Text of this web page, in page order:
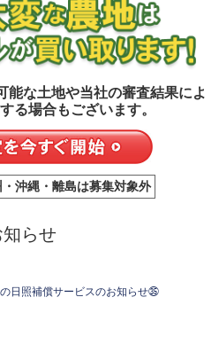
な土地や当社の審査結果によ
る場合もございます。
沖縄・離島は募集対象外
知らせ
日照補償サービスのお知らせ㉟